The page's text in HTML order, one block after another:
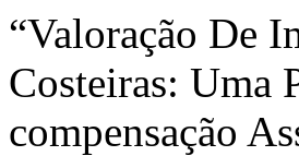
“Valoração De
Costeiras: Uma
compensação